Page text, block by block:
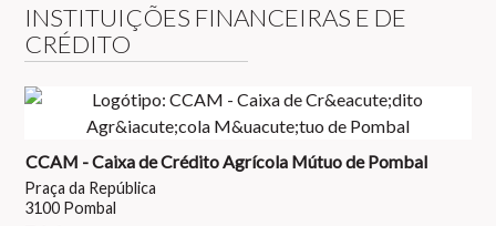
INSTITUIÇÕES FINANCEIRAS E DE
CRÉDITO
CCAM - Caixa de Crédito Agrícola Mútuo de Pombal
Praça da República
3100 Pombal